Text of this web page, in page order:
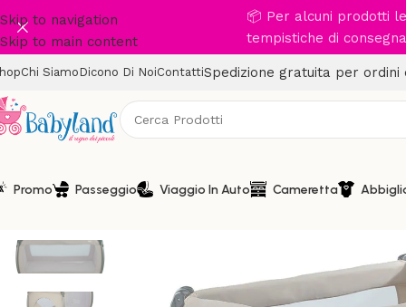
Skip to navigation
Skip to main content
📦 Per alcuni prodotti
tempistiche di
Chi Siamo Dicono Di NoiContattiSpedizione gratuita per ordini
Promo Passeggio Viaggio In Auto Cameretta